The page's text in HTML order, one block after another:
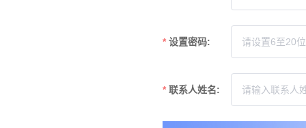
设置密码:
联系人姓名: